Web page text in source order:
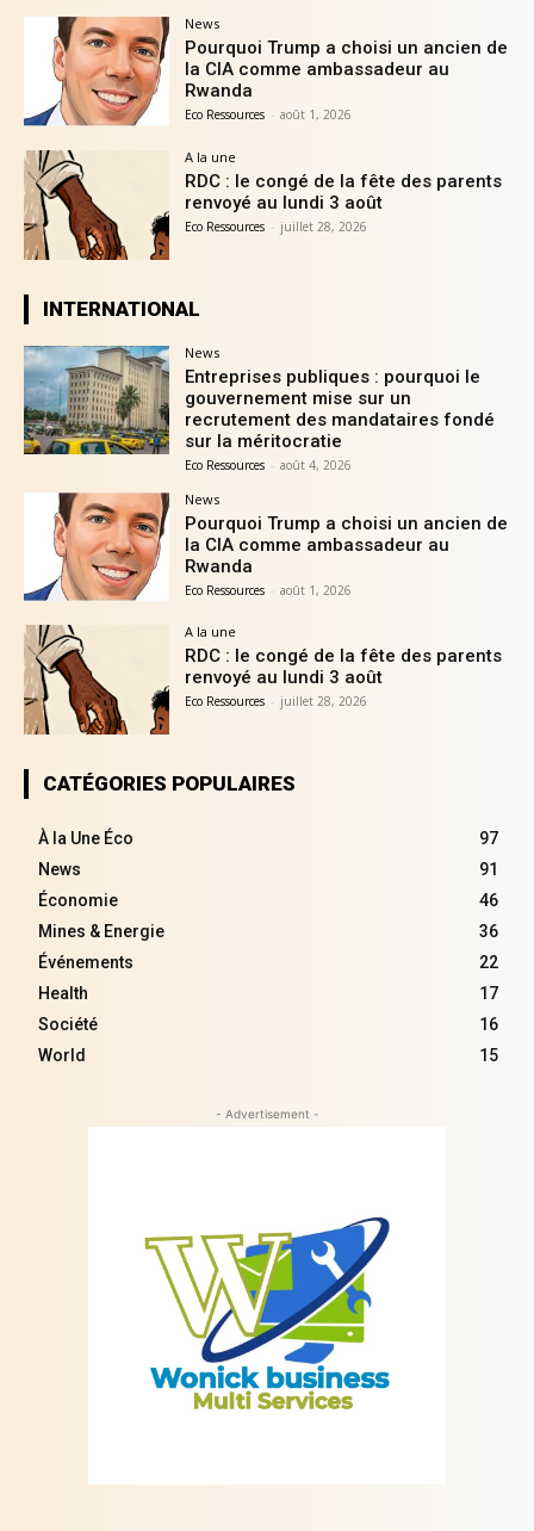
News
Pourquoi Trump a choisi un ancien de
la CIA comme ambassadeur au
Rwanda
Eco Ressources - août 1, 2026
A la une
RDC : le congé de la fête des parents
renvoyé au lundi 3 août
Eco Ressources - juillet 28, 2026
INTERNATIONAL
News
Entreprises publiques : pourquoi le
gouvernement mise sur un
recrutement des mandataires fondé
sur la méritocratie
Eco Ressources - août 4, 2026
News
Pourquoi Trump a choisi un ancien de
la CIA comme ambassadeur au
Rwanda
Eco Ressources - août 1, 2026
A la une
RDC : le congé de la fête des parents
renvoyé au lundi 3 août
Eco Ressources - juillet 28, 2026
CATÉGORIES POPULAIRES
À la Une Éco
97
News
91
Économie
46
Mines & Energie
36
Événements
22
Health
17
Société
16
World
15
- Advertisement -